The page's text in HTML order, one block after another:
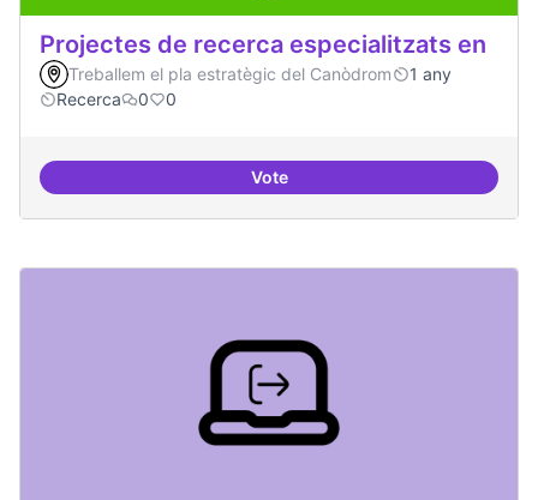
Projectes de recerca especialitzats en
Treballem el pla estratègic del Canòdrom
1 any
Recerca
0 0
VoteProjectes de recerca